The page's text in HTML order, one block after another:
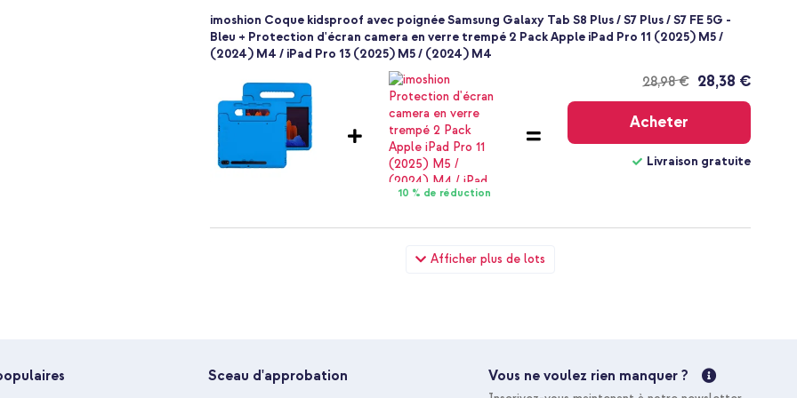
Afficher plus de lots
imoshion Coque kidsproof avec poignée Samsung Galaxy Tab S8 Plus / S7 Plus / S7 FE 5G -
Bleu + Protection d'écran camera en verre trempé 2 Pack Apple iPad Pro 11 (2025) M5 /
(2024) M4 / iPad Pro 13 (2025) M5 / (2024) M4
10 % de réduction
28,98 €
Livraison
28,38 €
Acheter
Livraison gratuite
imoshion Coque kidsproof avec poignée Samsung Galaxy Tab S8 Plus / S7 Plus / S7 FE 5G -
Bleu + Wall Charger - Chargeur - Connexion USB-C et USB - Power Delivery - 20 Watt - Noir
Livraison gratuite
Sceau d'approbation Vous ne voulez rien manquer ?